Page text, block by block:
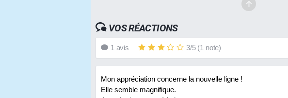
VOS RÉACTIONS
1 avis 3/5(1 note)
Mon appréciation concerne la nouvelle ligne !
Elle semble magnifique.